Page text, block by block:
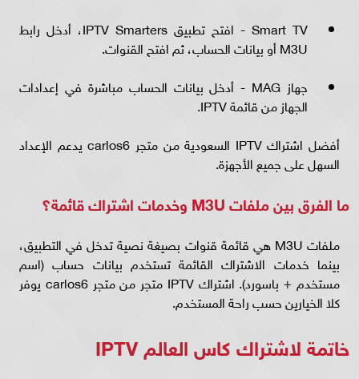
Smart TV - افتح تطبيق IPTV Smarters، أدخل رابط
M3U أو بيانات الحساب، ثم افتح القنوات.
جهاز MAG - أدخل بيانات الحساب مباشرة في إعدادات
الجهاز من قائمة IPTV.
أفضل اشتراك IPTV السعودية من متجر carlos6 يدعم الإعداد
السهل على جميع الأجهزة.
ما الفرق بين ملفات M3U وخدمات اشتراك قائمة؟
ملفات M3U هي قائمة قنوات بصيغة نصية تدخل في التطبيق،
بينما خدمات الاشتراك القائمة تستخدم بيانات حساب (اسم
مستخدم + باسورد). اشتراك IPTV متجر من متجر carlos6 يوفر
كلا الخيارين حسب راحة المستخدم.
خاتمة لاشتراك كاس العالم IPTV